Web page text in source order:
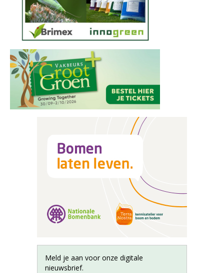
Meld je aan voor onze digitale
nieuwsbrief.